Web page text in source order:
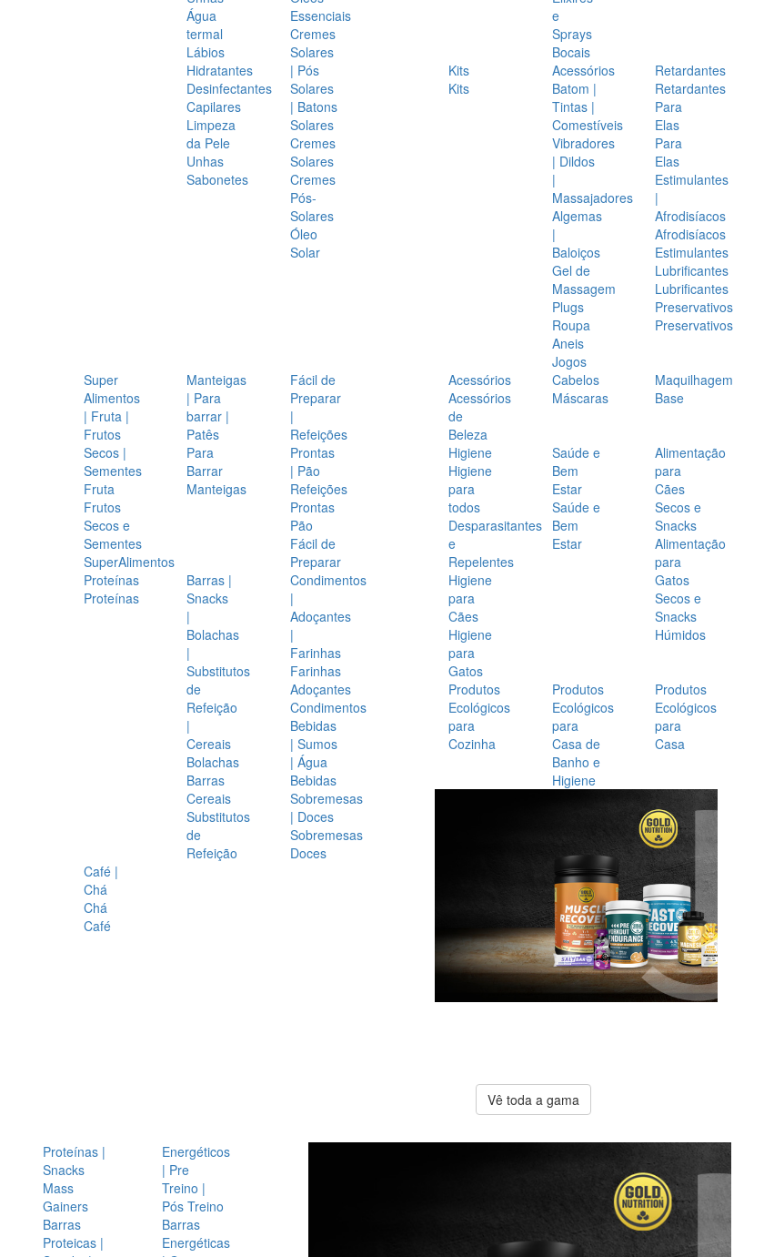
Água
termal
Lábios
Hidratantes
Desinfectantes
Capilares
Limpeza
da Pele
Unhas
Sabonetes
Essenciais
Cremes
Solares
| Pós
Solares
| Batons
Solares
Cremes
Solares
Cremes
Pós-
Solares
Óleo
Solar
e
Sprays
Bocais
Kits
Kits
Acessórios
Batom |
Tintas |
Comestíveis
Vibradores
| Dildos
|
Massajadores
Algemas
|
Baloiços
Gel de
Massagem
Plugs
Roupa
Aneis
Jogos
Retardantes
Retardantes
Para
Elas
Para
Elas
Estimulantes
|
Afrodisíacos
Afrodisíacos
Estimulantes
Lubrificantes
Lubrificantes
Preservativos
Preservativos
Super
Alimentos
| Fruta |
Frutos
Secos |
Sementes
Fruta
Frutos
Secos e
Sementes
SuperAlimentos
Manteigas
| Para
barrar |
Patês
Para
Barrar
Manteigas
Fácil de
Preparar
|
Refeições
Prontas
| Pão
Refeições
Prontas
Pão
Fácil de
Preparar
Proteínas
Proteínas
Barras |
Snacks
|
Bolachas
|
Substitutos
de
Refeição
|
Cereais
Bolachas
Barras
Cereais
Substitutos
de
Refeição
Condimentos
|
Adoçantes
|
Farinhas
Farinhas
Adoçantes
Condimentos
Bebidas
| Sumos
| Água
Bebidas
Sobremesas
| Doces
Sobremesas
Doces
Café |
Chá
Chá
Café
Acessórios
Acessórios
de
Beleza
Cabelos
Máscaras
Maquilhagem
Base
Higiene
Higiene
para
todos
Desparasitantes
e
Repelentes
Higiene
para
Cães
Higiene
para
Gatos
Saúde e
Bem
Estar
Saúde e
Bem
Estar
Alimentação
para
Cães
Secos e
Snacks
Alimentação
para
Gatos
Secos e
Snacks
Húmidos
Produtos
Ecológicos
para
Cozinha
Produtos
Ecológicos
para
Casa de
Banho e
Higiene
Produtos
Ecológicos
para
Casa
Vê toda a gama
Proteínas |
Snacks
Mass
Gainers
Barras
Proteicas |
Energéticos
| Pre
Treino |
Pós Treino
Barras
Energéticas